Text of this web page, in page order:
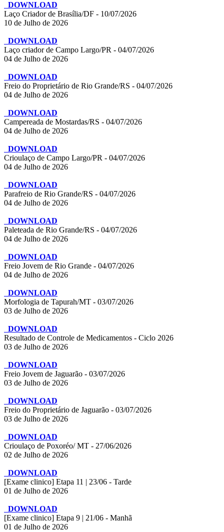
DOWNLOAD
Laço Criador de Brasília/DF - 10/07/2026
10 de Julho de 2026
DOWNLOAD
Laço criador de Campo Largo/PR - 04/07/2026
04 de Julho de 2026
DOWNLOAD
Freio do Proprietário de Rio Grande/RS - 04/07/2026
04 de Julho de 2026
DOWNLOAD
Campereada de Mostardas/RS - 04/07/2026
04 de Julho de 2026
DOWNLOAD
Crioulaço de Campo Largo/PR - 04/07/2026
04 de Julho de 2026
DOWNLOAD
Parafreio de Rio Grande/RS - 04/07/2026
04 de Julho de 2026
DOWNLOAD
Paleteada de Rio Grande/RS - 04/07/2026
04 de Julho de 2026
DOWNLOAD
Freio Jovem de Rio Grande - 04/07/2026
04 de Julho de 2026
DOWNLOAD
Morfologia de Tapurah/MT - 03/07/2026
03 de Julho de 2026
DOWNLOAD
Resultado de Controle de Medicamentos - Ciclo 2026
03 de Julho de 2026
DOWNLOAD
Freio Jovem de Jaguarão - 03/07/2026
03 de Julho de 2026
DOWNLOAD
Freio do Proprietário de Jaguarão - 03/07/2026
03 de Julho de 2026
DOWNLOAD
Crioulaço de Poxoréo/ MT - 27/06/2026
02 de Julho de 2026
DOWNLOAD
[Exame clinico] Etapa 11 | 23/06 - Tarde
01 de Julho de 2026
DOWNLOAD
[Exame clinico] Etapa 9 | 21/06 - Manhã
01 de Julho de 2026